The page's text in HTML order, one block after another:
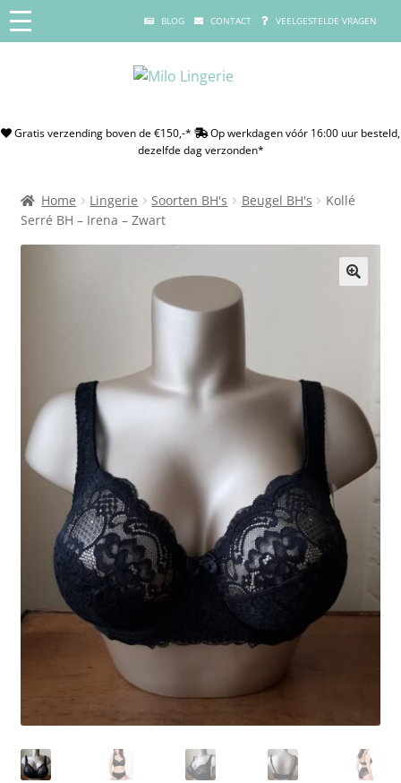
BLOG CONTACT VEELGESTELDE VRAGEN
Gratis verzending boven de €150,-*
Op werkdagen vóór 16:00 uur besteld,
dezelfde dag verzonden*
Home Lingerie Soorten BH's Beugel BH's
Kollé
Serré BH – Irena – Zwart